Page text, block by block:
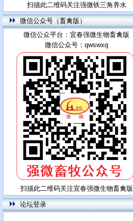
扫描此二维码关注强微铁三角养水
微信公众号（畜禽版）
微信公众平台：宜春强微生物畜禽版
微信公众号：qwswxq
扫描此二维码关注宜春强微生物畜禽版
论坛登录